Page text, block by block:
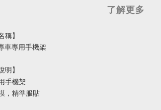
了解更多
稱】
車專用手機架
明】
手機架
，精準服貼